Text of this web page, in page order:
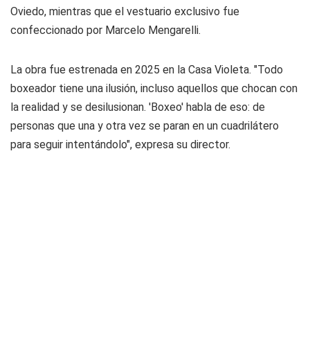
Oviedo, mientras que el vestuario exclusivo fue
confeccionado por Marcelo Mengarelli.
La obra fue estrenada en 2025 en la Casa Violeta. "Todo
boxeador tiene una ilusión, incluso aquellos que chocan con
la realidad y se desilusionan. 'Boxeo' habla de eso: de
personas que una y otra vez se paran en un cuadrilátero
para seguir intentándolo", expresa su director.